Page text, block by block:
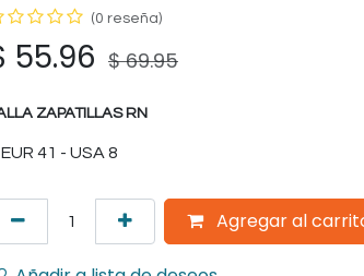
(0 reseña)
55.96 $69.95
ZAPATILLAS RN
Agregar al